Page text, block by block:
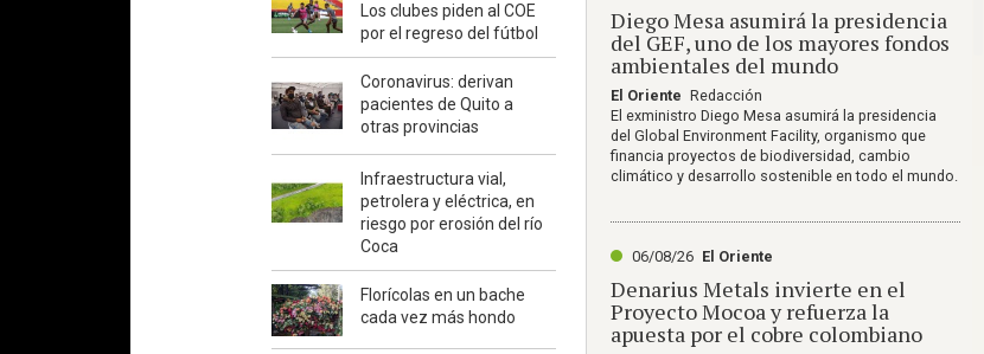
Los clubes piden al COE
por el regreso del fútbol
Coronavirus: derivan
pacientes de Quito a
otras provincias
Infraestructura vial,
petrolera y eléctrica, en
riesgo por erosión del río
Coca
Florícolas en un bache
cada vez más hondo
Diego Mesa asumirá la presidencia
del GEF, uno de los mayores fondos
ambientales del mundo
El Oriente Redacción
El exministro Diego Mesa asumirá la presidencia
del Global Environment Facility, organismo que
financia proyectos de biodiversidad, cambio
climático y desarrollo sostenible en todo el mundo.
06/08/26 El Oriente
Denarius Metals invierte en el
Proyecto Mocoa y refuerza la
apuesta por el cobre colombiano